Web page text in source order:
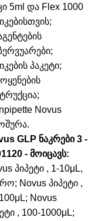
5ml და Flex 1000
პაკეტი;
Novus
GLP ნაკრები 3 -
- მოიცავს:
პიპეტი , 1-10μL,
Novus პიპეტი ,
Novus
, 100-1000μL;